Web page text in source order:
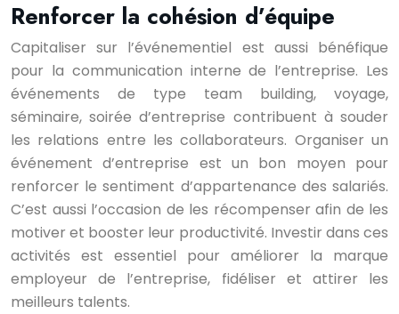
Renforcer la cohésion d’équipe
Capitaliser sur l’événementiel est aussi bénéfique
pour la communication interne de l’entreprise. Les
événements de type team building, voyage,
séminaire, soirée d’entreprise contribuent à souder
les relations entre les collaborateurs. Organiser un
événement d’entreprise est un bon moyen pour
renforcer le sentiment d’appartenance des salariés.
C’est aussi l’occasion de les récompenser afin de les
motiver et booster leur productivité. Investir dans ces
activités est essentiel pour améliorer la marque
employeur de l’entreprise, fidéliser et attirer les
meilleurs talents.